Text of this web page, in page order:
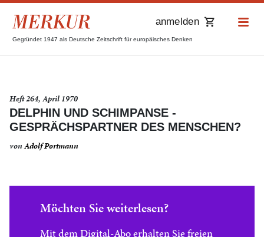
Gegründet 1947 als Deutsche Zeitschrift für europäisches Denken
anmelden
Heft 264, April 1970
DELPHIN UND SCHIMPANSE -
GESPRÄCHSPARTNER DES MENSCHEN?
vonAdolf Portmann
Möchten Sie weiterlesen?
Mit dem Digital-Abo erhalten Sie freien